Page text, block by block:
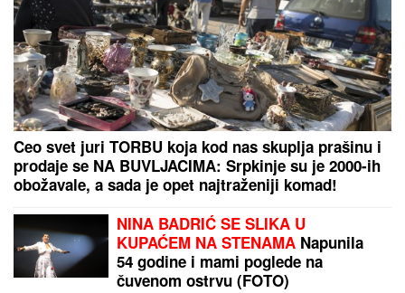
Ceo svet juri TORBU koja kod nas skuplja prašinu i
prodaje se NA BUVLJACIMA: Srpkinje su je 2000-ih
obožavale, a sada je opet najtraženiji komad!
NINA BADRIĆ SE SLIKA U
KUPAĆEM NA STENAMA Napunila
54 godine i mami poglede na
čuvenom ostrvu (FOTO)